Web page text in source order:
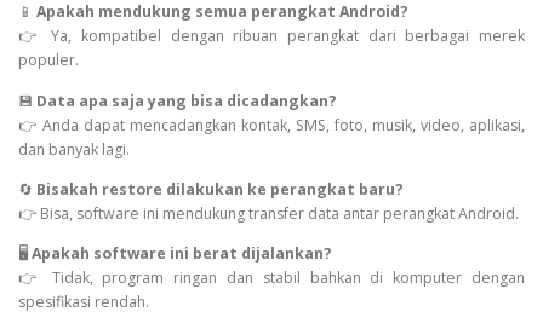
📱 Apakah mendukung semua perangkat Android?
👉 Ya, kompatibel dengan ribuan perangkat dari berbagai merek
populer.
💾 Data apa saja yang bisa dicadangkan?
👉 Anda dapat mencadangkan kontak, SMS, foto, musik, video, aplikasi,
dan banyak lagi.
🔄 Bisakah restore dilakukan ke perangkat baru?
👉 Bisa, software ini mendukung transfer data antar perangkat Android.
🖥️Apakah software ini berat dijalankan?
👉 Tidak, program ringan dan stabil bahkan di komputer dengan
spesifikasi rendah.